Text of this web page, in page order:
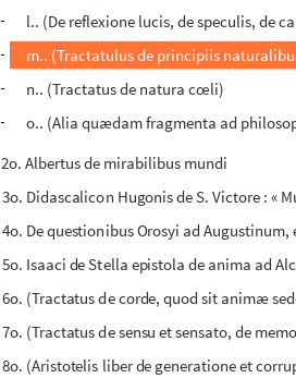
l.. (De reflexione lucis, de speculis, de
m.. (Tractatulus de principiis
n.. (Tractatus de natura cœli)
o.. (Alia quædam fragmenta ad
2o. Albertus de mirabilibus mundi
3o. Didascalicon Hugonis de S. Victore : «
4o. De questionibus Orosyi ad
5o. Isaaci de Stella epistola de anima ad
6o. (Tractatus de corde, quod sit animæ
7o. (Tractatus de sensu et sensato, de
8o. (Aristotelis liber de generatione et